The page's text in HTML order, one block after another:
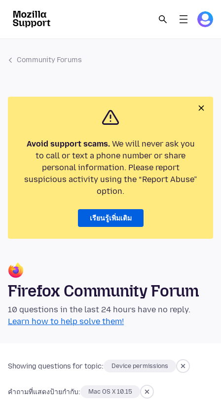
Community Forums
Avoid support scams.We will never ask you
to call or text a phone number or share
personal information. Please report
suspicious activity using the “Report Abuse”
option.
เรียนรู้เพิ่มเติม
Firefox Community Forum
10 questions in the last 24 hours have no reply.
Learn how to help solve them!
Showing questions for topic: Device permissions
คำถามที่แสดงป้ายกำกับ: Mac OS X 10.15